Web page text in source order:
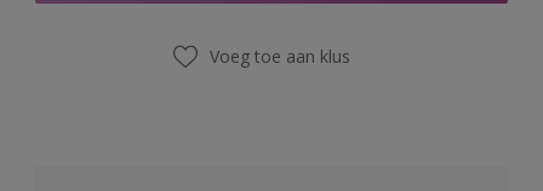
Voeg toe aan klus